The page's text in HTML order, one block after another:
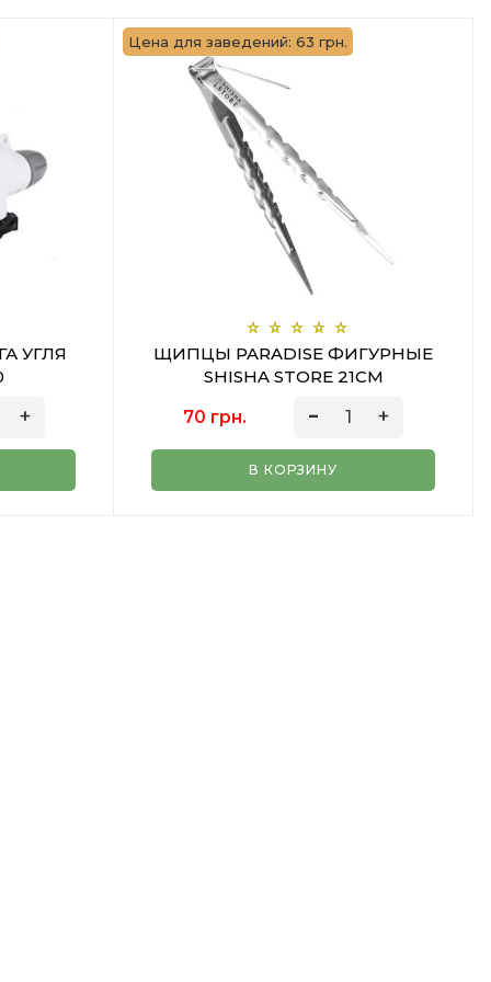
УГЛЯ
Цена для заведений: 63 грн.
ЩИПЦЫ PARADISE ФИГУРНЫЕ
SHISHA STORE 21СМ
70 грн.
В КОРЗИНУ